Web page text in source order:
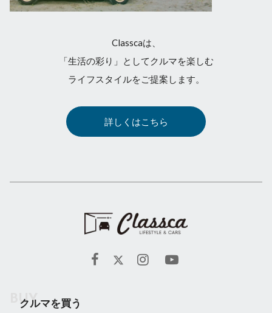
Classcaは、
「生活の彩り」としてクルマを楽しむ
ライフスタイルをご提案します。
詳しくはこちら
クルマを買う